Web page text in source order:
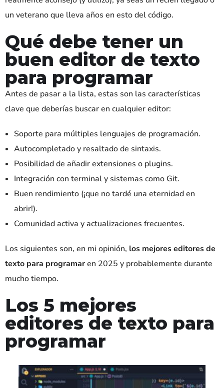
un veterano que lleva años en esto del código.
Qué debe tener un
buen editor de texto
para programar
Antes de pasar a la lista, estas son las características
clave que deberías buscar en cualquier editor:
Soporte para múltiples lenguajes de programación.
Autocompletado y resaltado de sintaxis.
Posibilidad de añadir extensiones o plugins.
Integración con terminal y sistemas como Git.
Buen rendimiento (¡que no tardé una eternidad en
abrir!).
Comunidad activa y actualizaciones frecuentes.
Los siguientes son, en mi opinión, los mejores editores de
texto para programaren 2025 y probablemente durante
mucho tiempo.
Los 5 mejores
editores de texto para
programar